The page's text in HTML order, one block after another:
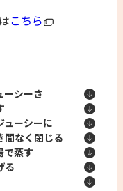
こちら
ーシーさ
ューシーに
間なく閉じる
で蒸す
る